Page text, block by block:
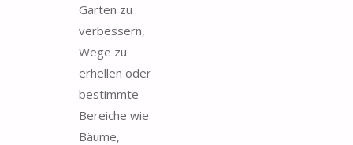
Garten zu
verbessern,
Wege zu
erhellen oder
bestimmte
Bereiche wie
Bäume,